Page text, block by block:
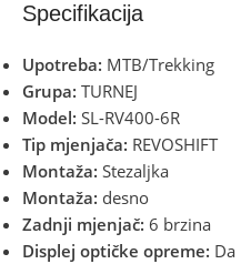
Specifikacija
Upotreba: MTB/Trekking
Grupa: TURNEJ
Model: SL-RV400-6R
Tip mjenjača: REVOSHIFT
Montaža: Stezaljka
Montaža: desno
Zadnji mjenjač: 6 brzina
Displej optičke opreme: Da